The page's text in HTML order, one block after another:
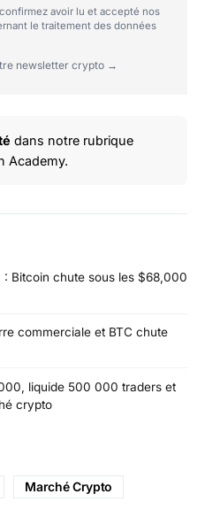
avoir lu et accepté nos
le traitement des données
newsletter crypto →
dans notre rubrique
Academy.
Bitcoin chute sous les $68,000
commerciale et BTC chute
liquide 500 000 traders et
crypto
Marché Crypto